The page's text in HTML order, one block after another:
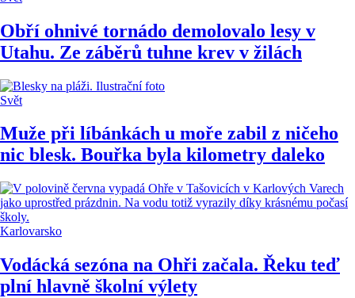
Obří ohnivé tornádo demolovalo lesy v
Utahu. Ze záběrů tuhne krev v žilách
Svět
Muže při líbánkách u moře zabil z ničeho
nic blesk. Bouřka byla kilometry daleko
Karlovarsko
Vodácká sezóna na Ohři začala. Řeku teď
plní hlavně školní výlety